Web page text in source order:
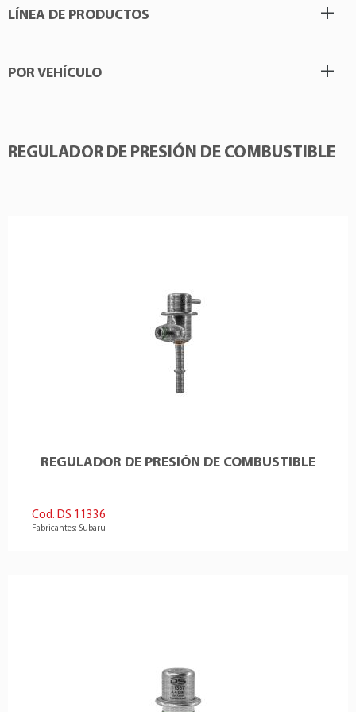
LÍNEA DE PRODUCTOS
POR VEHÍCULO
REGULADOR DE PRESIÓN DE COMBUSTIBLE
REGULADOR DE PRESIÓN DE COMBUSTIBLE
Cod. DS 11336
Fabricantes: Subaru